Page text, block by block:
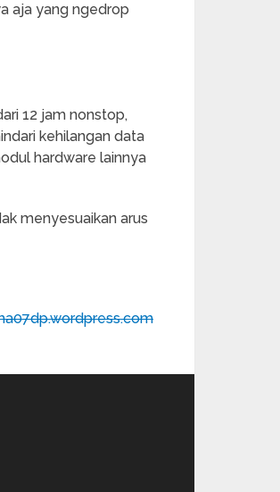
aja yang ngedrop
12 jam nonstop,
kehilangan data
hardware lainnya
menyesuaikan arus